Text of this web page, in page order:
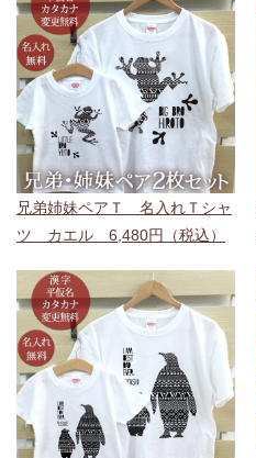
兄弟姉妹ペアＴ 名入れＴシャ
ツ カエル 6,480円（税込）